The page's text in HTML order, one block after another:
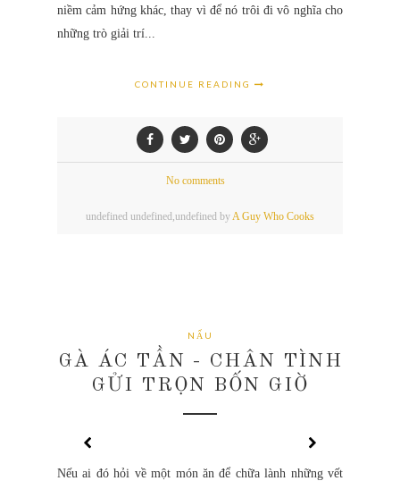
niềm cảm hứng khác, thay vì để nó trôi đi vô nghĩa cho
những trò giải trí...
CONTINUE READING
No comments
undefined undefined,undefined byA Guy Who Cooks
NẤU
GÀ ÁC TẦN - CHÂN TÌNH
GỬI TRỌN BỐN GIỜ
Nếu ai đó hỏi về một món ăn để chữa lành những vết